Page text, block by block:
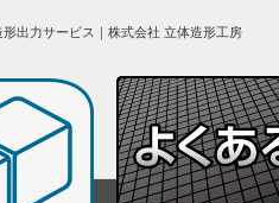
出力サービス｜株式会社 立体造形工房